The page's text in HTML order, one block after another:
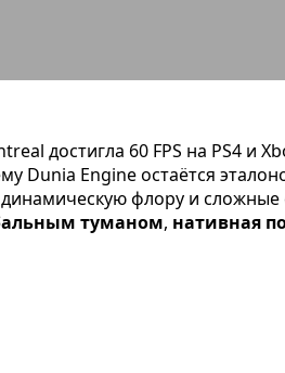
достигла 60 FPS на PS4 и
Dunia Engine остаётся
флору и
туманом, нативная